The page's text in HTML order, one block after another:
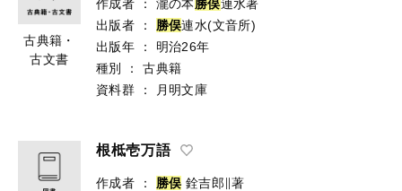
古典籍・
古文書
作成者 ： 瀧の本勝俣連水著
出版者
： 勝俣連水(文音所)
出版年
：
明治26年
種別
：
古典籍
資料群
： 月明文庫
根柢壱万語
作成者 ： 勝俣 銓吉郎∥著